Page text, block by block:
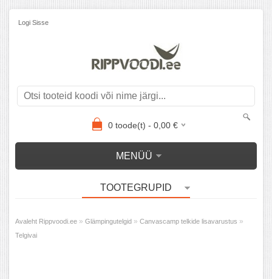
Logi Sisse
0toode(t) - 0,00€
MENÜÜ
TOOTEGRUPID
Avaleht Rippvoodi.ee » Glämpingutelgid » Canvascamp telkide lisavarustus »
Telgivai